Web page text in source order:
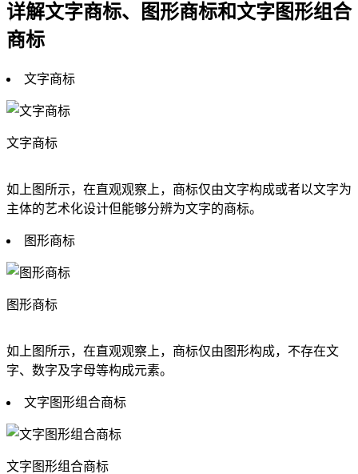
详解文字商标、图形商标和文字图形组合
商标
文字商标
文字商标
如上图所示，在直观观察上，商标仅由文字构成或者以文字为
主体的艺术化设计但能够分辨为文字的商标。
图形商标
图形商标
如上图所示，在直观观察上，商标仅由图形构成，不存在文
字、数字及字母等构成元素。
文字图形组合商标
文字图形组合商标